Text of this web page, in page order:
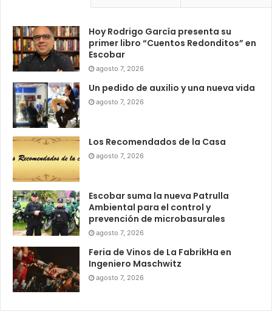
Hoy Rodrigo García presenta su
primer libro “Cuentos Redonditos” en
Escobar
agosto 7, 2026
Un pedido de auxilio y una nueva vida
agosto 7, 2026
Los Recomendados de la Casa
agosto 7, 2026
Escobar suma la nueva Patrulla
Ambiental para el control y
prevención de microbasurales
agosto 7, 2026
Feria de Vinos de La FabrikHa en
Ingeniero Maschwitz
agosto 7, 2026